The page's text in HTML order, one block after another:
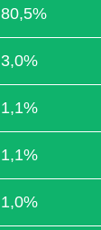
80,5%
3,0%
1,1%
1,1%
1,0%